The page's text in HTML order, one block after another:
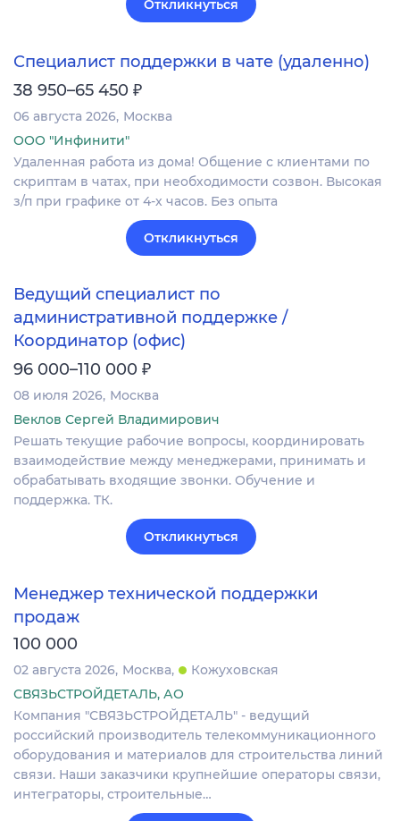
Откликнуться
Специалист поддержки в чате (удаленно)
38 950–65 450 ₽
06 августа 2026 Москва
ООО "Инфинити"
Удаленная работа из дома! Общение с клиентами по
скриптам в чатах, при необходимости созвон. Высокая
з/п при графике от 4-х часов. Без опыта
Откликнуться
Ведущий специалист по
административной поддержке /
Координатор (офис)
96 000–110 000 ₽
08 июля 2026 Москва
Веклов Сергей Владимирович
Решать текущие рабочие вопросы, координировать
взаимодействие между менеджерами, принимать и
обрабатывать входящие звонки. Обучение и
поддержка. ТК.
Откликнуться
Менеджер технической поддержки
продаж
100 000
02 августа 2026 Москва
Кожуховская
СВЯЗЬСТРОЙДЕТАЛЬ, АО
Компания "СВЯЗЬСТРОЙДЕТАЛЬ" - ведущий
российский производитель телекоммуникационного
оборудования и материалов для строительства линий
связи. Наши заказчики крупнейшие операторы связи,
интеграторы, строительные…